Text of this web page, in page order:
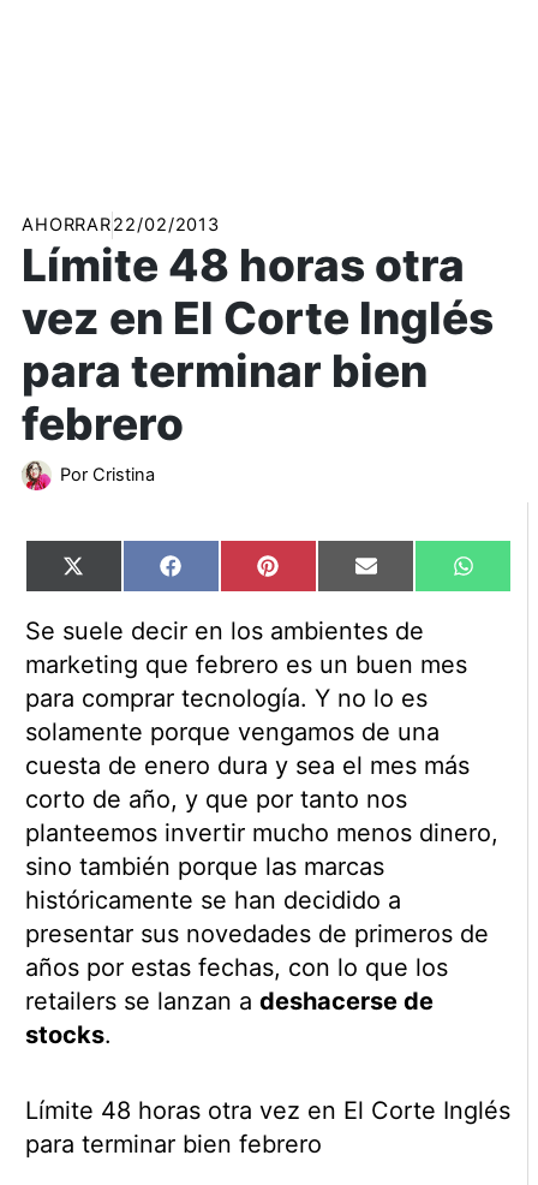
AHORRAR22/02/2013
Límite 48 horas otra
vez en El Corte Inglés
para terminar bien
febrero
Por Cristina
Compartir
en
X
(Twitter)
Compartir
en
Facebook Compartir
en
Pinterest Compartir
en
Email
en
Se suele decir en los ambientes de
marketing que febrero es un buen mes
para comprar tecnología. Y no lo es
solamente porque vengamos de una
cuesta de enero dura y sea el mes más
corto de año, y que por tanto nos
planteemos invertir mucho menos dinero,
sino también porque las marcas
históricamente se han decidido a
presentar sus novedades de primeros de
años por estas fechas, con lo que los
retailers se lanzan a deshacerse de
stocks.
Límite 48 horas otra vez en El Corte Inglés
para terminar bien febrero